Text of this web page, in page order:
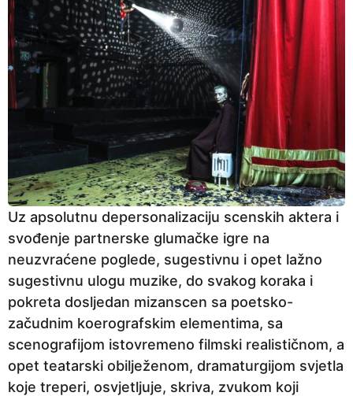
Uz apsolutnu depersonalizaciju scenskih aktera i
svođenje partnerske glumačke igre na
neuzvraćene poglede, sugestivnu i opet lažno
sugestivnu ulogu muzike, do svakog koraka i
pokreta dosljedan mizanscen sa poetsko-
začudnim koerografskim elementima, sa
scenografijom istovremeno filmski realističnom, a
opet teatarski obilježenom, dramaturgijom svjetla
koje treperi, osvjetljuje, skriva, zvukom koji